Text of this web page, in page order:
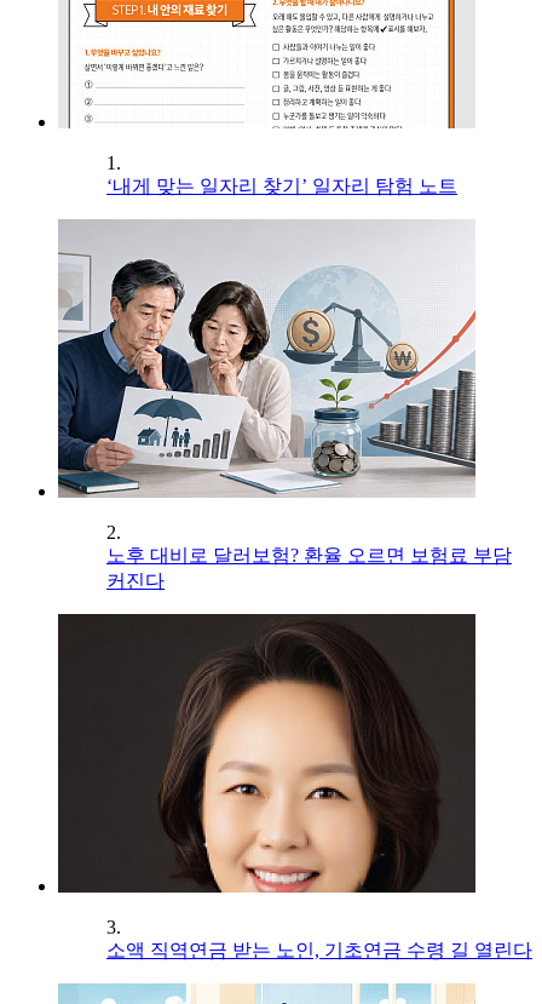
1.
‘내게 맞는 일자리 찾기’ 일자리 탐험 노트
2.
노후 대비로 달러보험? 환율 오르면 보험료 부담
커진다
3.
소액 직역연금 받는 노인, 기초연금 수령 길 열린다